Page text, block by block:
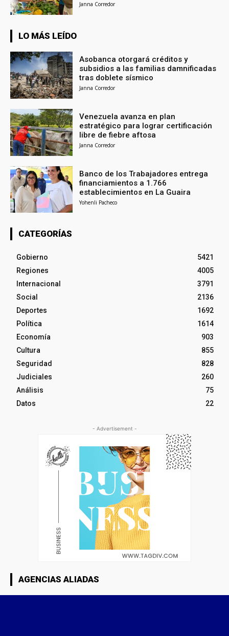
Janna Corredor
LO MÁS LEÍDO
Asobanca otorgará créditos y
subsidios a las familias damnificadas
tras doblete sísmico
Janna Corredor
Venezuela avanza en plan
estratégico para lograr certificación
libre de fiebre aftosa
Janna Corredor
Banco de los Trabajadores entrega
financiamientos a 1.766
establecimientos en La Guaira
Yohenli Pacheco
CATEGORÍAS
Gobierno
5421
Regiones
4005
Internacional
3791
Social
2136
Deportes
1692
Política
1614
Economía
903
Cultura
855
Seguridad
828
Judiciales
260
Análisis
75
Datos
22
- Advertisement -
AGENCIAS ALIADAS